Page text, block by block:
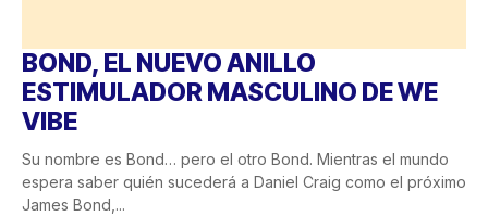
BOND, EL NUEVO ANILLO
ESTIMULADOR MASCULINO DE WE
VIBE
Su nombre es Bond… pero el otro Bond. Mientras el mundo
espera saber quién sucederá a Daniel Craig como el próximo
James Bond,...